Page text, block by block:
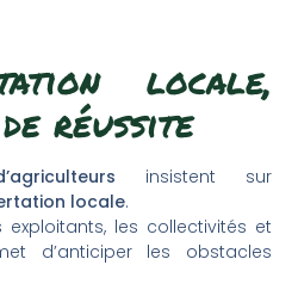
locale,
réussite
insistent sur
locale.
exploitants, les collectivités et
d’anticiper les obstacles